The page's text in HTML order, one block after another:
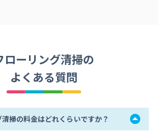
ローリング清掃の
よくある質問
掃の料金はどれくらいですか？